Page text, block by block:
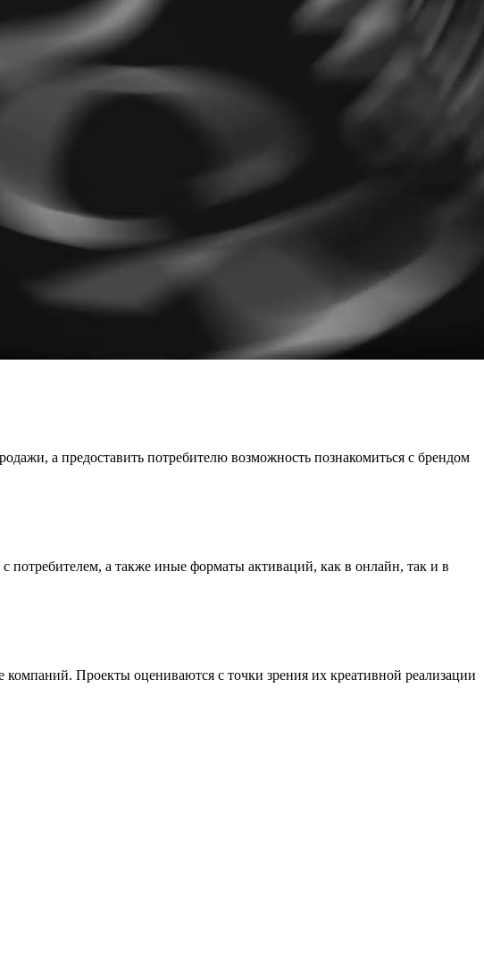
а предоставить потребителю возможность познакомиться с брендом
а также иные форматы активаций, как в онлайн, так и в
Проекты оцениваются с точки зрения их креативной реализации